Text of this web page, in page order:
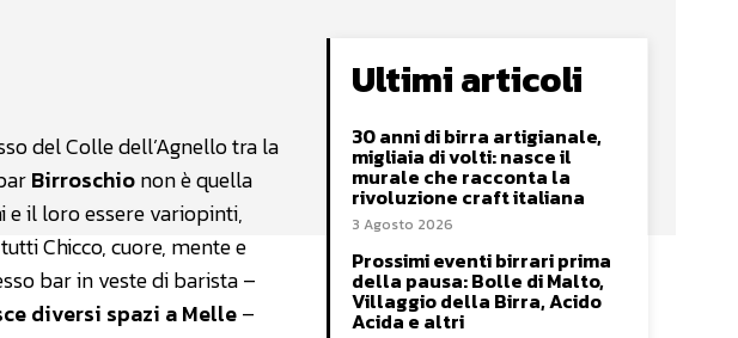
del Colle dell’Agnello tra la
Birroschionon è quella
e il loro essere variopinti,
Chicco, cuore, mente e
bar in veste di barista –
diversi spazi a Melle–
Ultimi articoli
30 anni di birra artigianale,
migliaia di volti: nasce il
murale che racconta la
rivoluzione craft italiana
3 Agosto 2026
Prossimi eventi birrari prima
della pausa: Bolle di Malto,
Villaggio della Birra, Acido
Acida e altri